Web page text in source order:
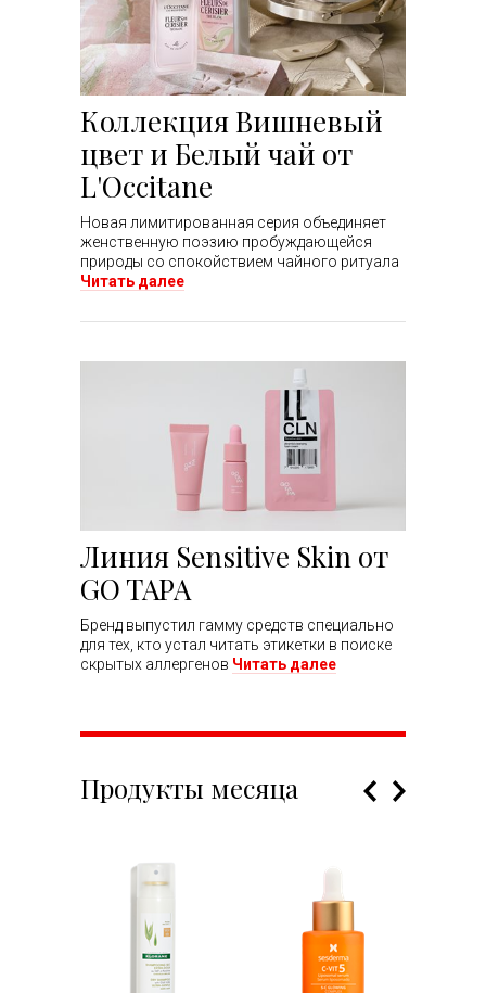
Коллекция Вишневый
цвет и Белый чай от
L'Occitane
Новая лимитированная серия объединяет
женственную поэзию пробуждающейся
природы со спокойствием чайного ритуала
Читать далее
Линия Sensitive Skin от
GO TAPA
Бренд выпустил гамму средств специально
для тех, кто устал читать этикетки в поиске
скрытых аллергенов Читать далее
Продукты месяца